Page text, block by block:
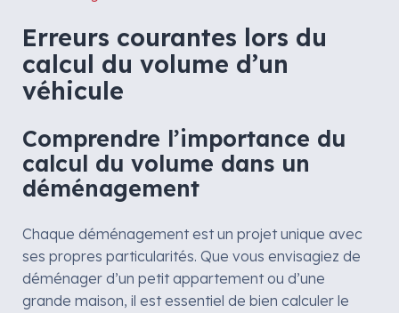
Erreurs courantes lors du
calcul du volume d’un
véhicule
Comprendre l’importance du
calcul du volume dans un
déménagement
Chaque déménagement est un projet unique avec
ses propres particularités. Que vous envisagiez de
déménager d’un petit appartement ou d’une
grande maison, il est essentiel de bien calculer le